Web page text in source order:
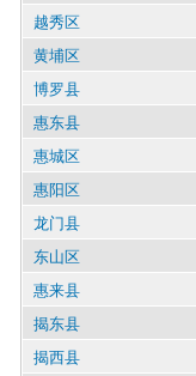
越秀区
黄埔区
博罗县
惠东县
惠城区
惠阳区
龙门县
东山区
惠来县
揭东县
揭西县